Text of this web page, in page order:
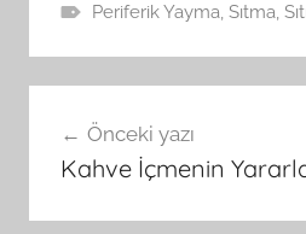
Periferik Yayma, Sıtma,
gezinmesi
Önceki yazı
Kahve İçmenin